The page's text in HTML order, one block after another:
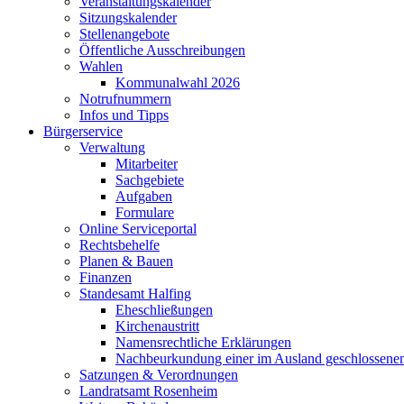
Sitzungskalender
Stellenangebote
Öffentliche Ausschreibungen
Wahlen
Kommunalwahl 2026
Notrufnummern
Infos und Tipps
Bürgerservice
Verwaltung
Mitarbeiter
Sachgebiete
Aufgaben
Formulare
Online Serviceportal
Rechtsbehelfe
Planen & Bauen
Finanzen
Standesamt Halfing
Eheschließungen
Kirchenaustritt
Namensrechtliche Erklärungen
Nachbeurkundung einer im Ausland
Satzungen & Verordnungen
Landratsamt Rosenheim